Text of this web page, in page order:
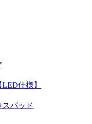
仕様】
パッド